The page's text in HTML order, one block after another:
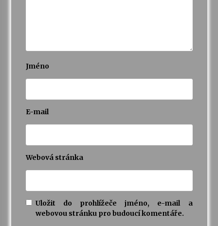
Jméno
E-mail
Webová stránka
Uložit do prohlížeče jméno, e-mail a
webovou stránku pro budoucí komentáře.